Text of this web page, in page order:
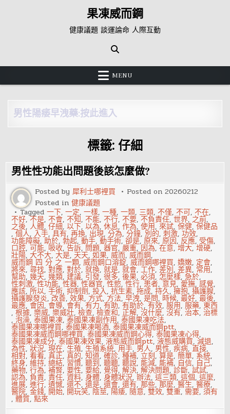
果凍威而鋼
健康議題 談運論命 人際互動
MENU
男性陽痿早洩藥:按此進入
標籤: 仔細
男性性功能出問題後該怎麼做?
Posted by犀利士哪裡買 Posted on20260212
Posted in健康議題
Tagged一下,一定,一樣,一種,一類, 三類,不僅,不可,不在,
不好,不是,不會,不知,不能,不行,不要,不負責任,世界, 之前,
之後,人體,仔細,以下,以為,休息,作為,使用,來試,保健,保健品
,個人, 入手,具有,再換, 出現,分為,分鐘, 別的,刺激,功效,
功能障礙,助於,勃起,動手,動手術,卻是,原來,原因, 反應, 受傷,
口腔,可能, 吸收,告訴, 問題,器官,嚴重, 因為,在意,增大,增硬,
壯陽,大不大,大是, 天天,如果,威而,威而鋼,
威而鋼 四 分 之 一顆,威而鋼口溶錠,威而鋼哪裡買,嬌嫩, 定會,
將來,尋找,對應,對於,就換,就是,就會,工作,差別,差異, 常用,
幫助,幾天,幾類, 建議, 引發,很多,後果,必須, 怎麼樣,急於,
性刺激,性功能,性器,性器官,性慾,性行, 患者, 意見, 愛撫,感覺,
應該,所以,手術,抑制劑,投入,抗生素,拖成,持久,擁抱,攝護腺,
攝護腺發炎, 改善,效果, 方式, 方法,早洩,是問, 時候,最好,最後,
最應,會因, 會導, 會有,有力,有助,有助於,有效,服用,服藥,東西
,根據,樂威,樂威壯,檢查,檢查和,正解,沒什麼,沒有,治本,治標
,泡澡,泰國果凍,泰國果凍副作用,泰國果凍吃法,
泰國果凍哪裡買,泰國果凍喝酒,泰國果凍威而鋼ptt,
泰國果凍威而鋼哪裡買,泰國果凍威而鋼心得,泰國果凍心得,
泰國果凍成分,泰國果凍效果,液態威而鋼ptt,液態威購買,減退,
為性,狀況,現在,生殖,生殖系統, 用手, 男人, 男性,疾病,直接,
相對,看看,真正,真的,知道,確診,種補,立刻,算是,簡單, 系統,
終身,維持,總結, 習慣,聽到,聽聽,聽說, 能減, 能補, 自信, 自己,
藥物,行為,補腎,要性,要給, 覺得,解決,解決問題,診斷,試試,
認為, 負責,責任,資料,身體,身體狀況,辦法,這三類,這個,這麼,
進展,進行,遺憾,還不,還是,還會,還有,那些,那麼,醫生,醫療,
醫院,金錢, 開始, 開玩笑, 陰莖, 陽痿, 隨意,雙效,雙重, 需要,須有
,體質,點來